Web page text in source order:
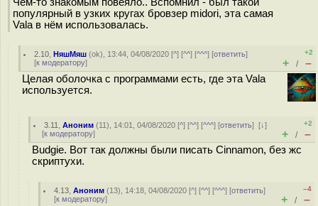
популярный в узких кругах бровзер midori, эта самая
Vala в нём использовалась.
2.10 ,НяшМяш (ok), 13:44, 04/08/2020 [^] [^^] [^^^] [ответить]
[к модератору]
+2
+ / –
Целая оболочка с программами есть, где эта Vala
используется.
3.11 ,Аноним (11), 14:01, 04/08/2020 [^] [^^] [^^^] [ответить][↓]
[к модератору]
+2
+ / –
Budgie. Вот так должны были писать Cinnamon, без жс
скриптухи.
4.13 ,Аноним (13), 14:18, 04/08/2020 [^] [^^] [^^^] [ответить]
[к модератору]
–4
+ / –